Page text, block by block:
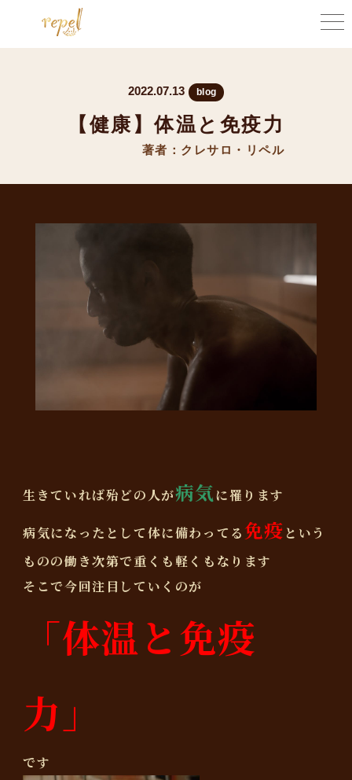
2022.07.13 blog
【健康】体温と免疫力
著者：クレサロ・リペル
生きていれば殆どの人が病気に罹ります
病気になったとして体に備わってる免疫 という
ものの働き次第で重くも軽くもなります
そこで今回注目していくのが
「体温と免疫
力」
です